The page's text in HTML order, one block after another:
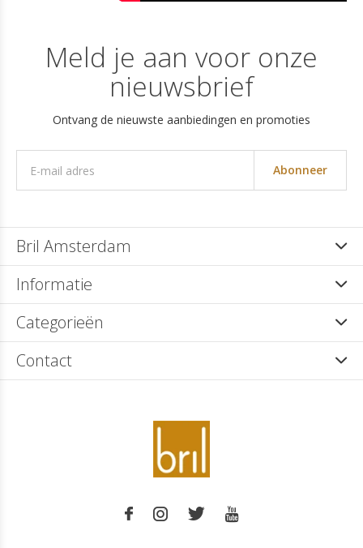
Meld je aan voor onze
nieuwsbrief
Ontvang de nieuwste aanbiedingen en promoties
Abonneer
Bril Amsterdam
Informatie
Categorieën
Contact